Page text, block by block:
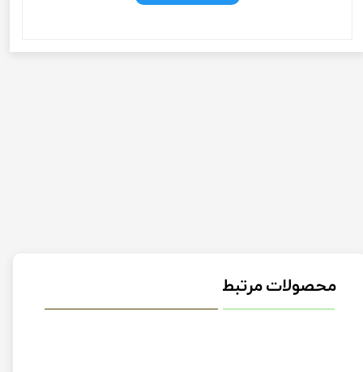
محصولات مرتبط